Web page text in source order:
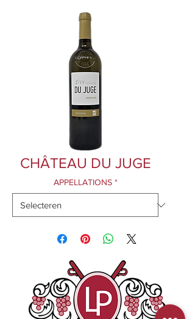
CHÂTEAU DU JUGE
APPELLATIONS *